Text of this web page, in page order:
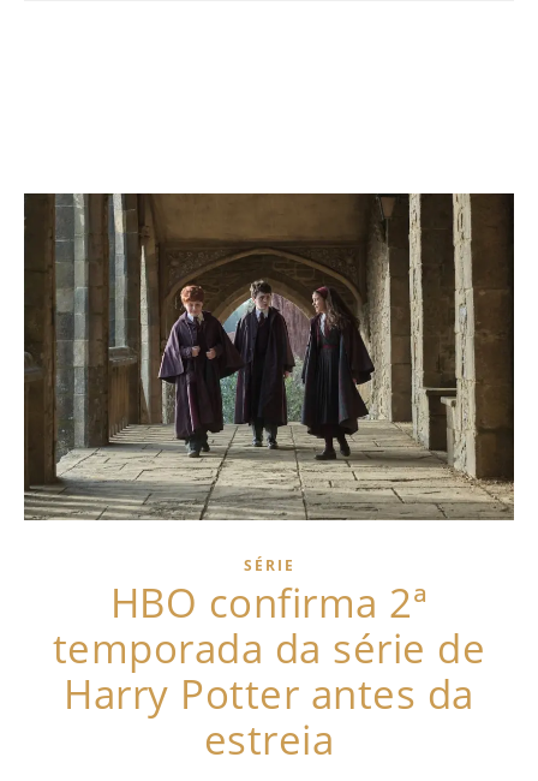
SÉRIE
HBO confirma 2ª
temporada da série de
Harry Potter antes da
estreia